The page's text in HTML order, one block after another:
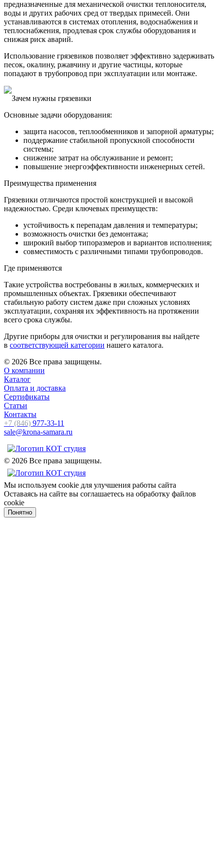
предназначенные для механической очистки теплоносителя,
воды и других рабочих сред от твердых примесей. Они
устанавливаются в системах отопления, водоснабжения и
теплоснабжения, продлевая срок службы оборудования и
снижая риск аварий.
Использование грязевиков позволяет эффективно задерживать
песок, окалину, ржавчину и другие частицы, которые
попадают в трубопровод при эксплуатации или монтаже.
Зачем нужны грязевики
Основные задачи оборудования:
защита насосов, теплообменников и запорной арматуры;
поддержание стабильной пропускной способности
системы;
снижение затрат на обслуживание и ремонт;
повышение энергоэффективности инженерных сетей.
Преимущества применения
Грязевики отличаются простой конструкцией и высокой
надежностью. Среди ключевых преимуществ:
устойчивость к перепадам давления и температуры;
возможность очистки без демонтажа;
широкий выбор типоразмеров и вариантов исполнения;
совместимость с различными типами трубопроводов.
Где применяются
Такие устройства востребованы в жилых, коммерческих и
промышленных объектах. Грязевики обеспечивают
стабильную работу систем даже при сложных условиях
эксплуатации, сохраняя их эффективность на протяжении
всего срока службы.
Другие приборы для очистки и регулирования вы найдете
в соответствующей категории нашего каталога.
© 2026 Все права защищены.
О компании
Каталог
Оплата и доставка
Сертификаты
Статьи
Контакты
+7 (846) 977-33-11
sale@krona-samara.ru
© 2026 Все права защищены.
Мы используем cookie для улучшения работы сайта
Оставаясь на сайте вы соглашаетесь на обработку файлов
cookie
Понятно